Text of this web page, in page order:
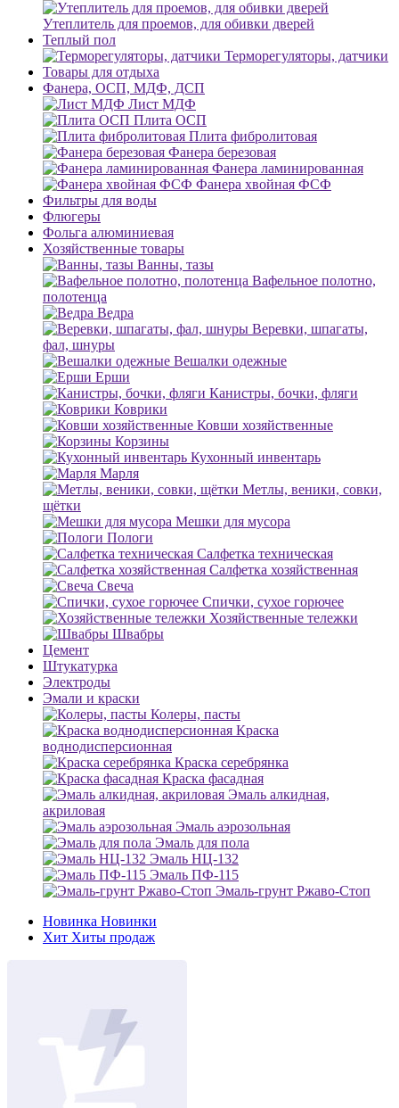
Утеплитель для проемов, для обивки дверей
Теплый пол
Терморегуляторы, датчики
Товары для отдыха
Фанера, ОСП, МДФ, ДСП
Лист МДФ
Плита ОСП
Плита фибролитовая
Фанера березовая
Фанера ламинированная
Фанера хвойная ФСФ
Фильтры для воды
Флюгеры
Фольга алюминиевая
Хозяйственные товары
Ванны, тазы
Вафельное полотно,
полотенца
Ведра
Веревки, шпагаты,
фал, шнуры
Вешалки одежные
Ерши
Канистры, бочки, фляги
Коврики
Ковши хозяйственные
Корзины
Кухонный инвентарь
Марля
Метлы, веники, совки,
щётки
Мешки для мусора
Пологи
Салфетка техническая
Салфетка хозяйственная
Свеча
Спички, сухое горючее
Хозяйственные тележки
Швабры
Цемент
Штукатурка
Электроды
Эмали и краски
Колеры, пасты
Краска
воднодисперсионная
Краска серебрянка
Краска фасадная
Эмаль алкидная,
акриловая
Эмаль аэрозольная
Эмаль для пола
Эмаль НЦ-132
Эмаль ПФ-115
Эмаль-грунт Ржаво-Стоп
Новинка Новинки
Хит Хиты продаж